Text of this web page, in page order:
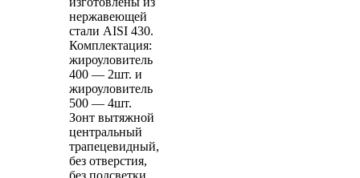
нержавеющей
стали AISI 430.
Комплектация:
жироуловитель
400 — 2шт. и
жироуловитель
500 — 4шт.
Зонт вытяжной
центральный
трапецевидный,
без отверстия,